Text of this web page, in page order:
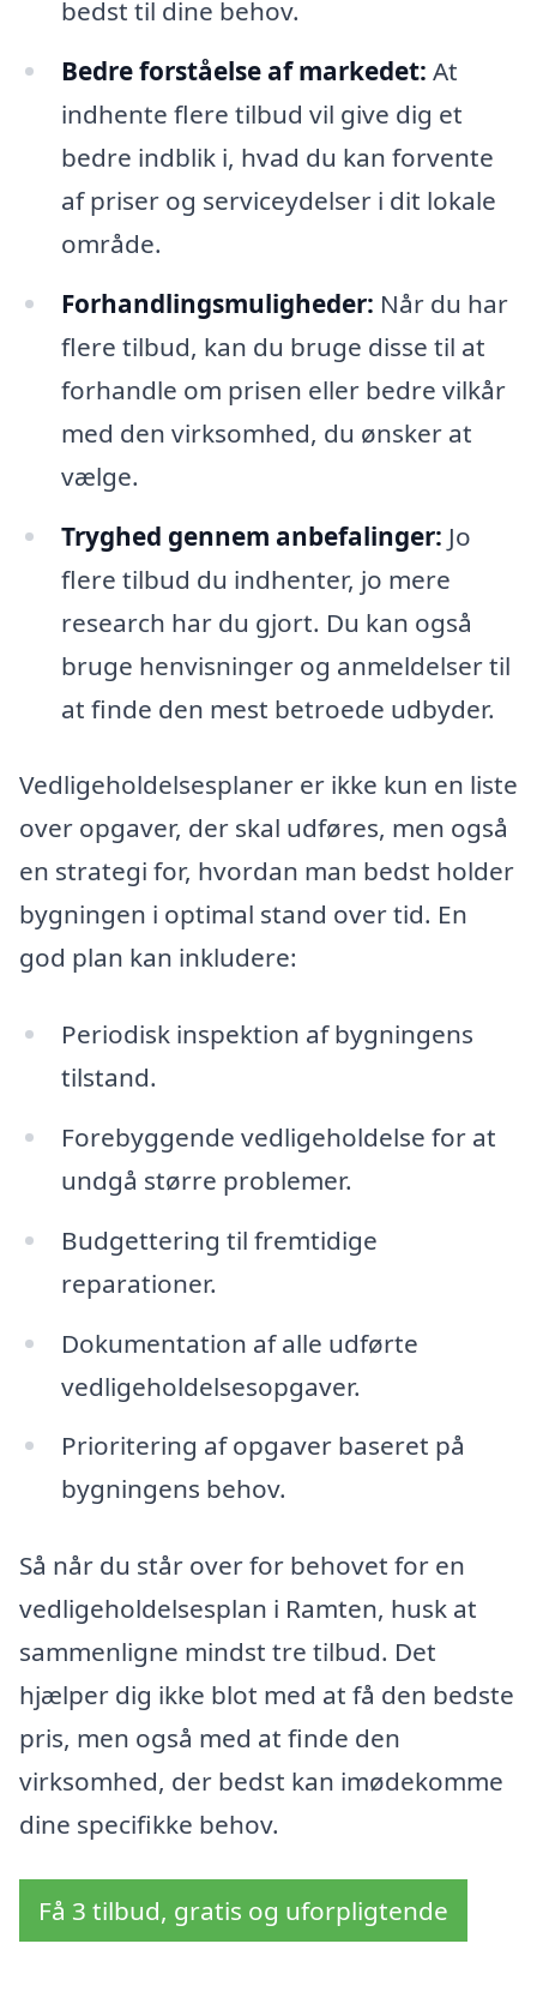
bedst til dine behov.
Bedre forståelse af markedet: At
indhente flere tilbud vil give dig et
bedre indblik i, hvad du kan forvente
af priser og serviceydelser i dit lokale
område.
Forhandlingsmuligheder: Når du har
flere tilbud, kan du bruge disse til at
forhandle om prisen eller bedre vilkår
med den virksomhed, du ønsker at
vælge.
Tryghed gennem anbefalinger: Jo
flere tilbud du indhenter, jo mere
research har du gjort. Du kan også
bruge henvisninger og anmeldelser til
at finde den mest betroede udbyder.
Vedligeholdelsesplaner er ikke kun en liste
over opgaver, der skal udføres, men også
en strategi for, hvordan man bedst holder
bygningen i optimal stand over tid. En
god plan kan inkludere:
Periodisk inspektion af bygningens
tilstand.
Forebyggende vedligeholdelse for at
undgå større problemer.
Budgettering til fremtidige
reparationer.
Dokumentation af alle udførte
vedligeholdelsesopgaver.
Prioritering af opgaver baseret på
bygningens behov.
Så når du står over for behovet for en
vedligeholdelsesplan i Ramten, husk at
sammenligne mindst tre tilbud. Det
hjælper dig ikke blot med at få den bedste
pris, men også med at finde den
virksomhed, der bedst kan imødekomme
dine specifikke behov.
Få 3 tilbud, gratis og uforpligtende